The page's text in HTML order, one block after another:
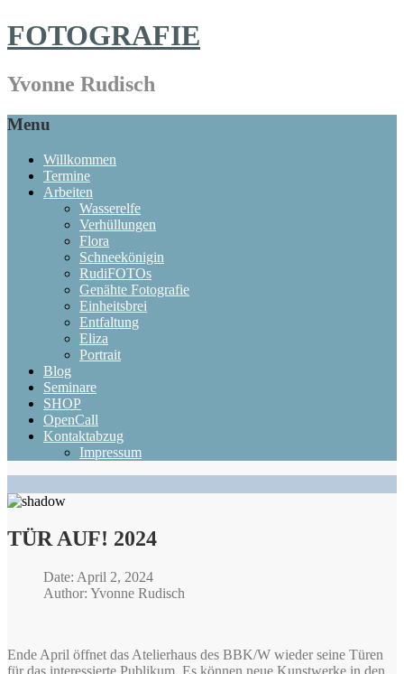
FOTOGRAFIE
Yvonne Rudisch
Menu
Willkommen
Termine
Arbeiten
Wasserelfe
Verhüllungen
Flora
Schneekönigin
RudiFOTOs
Genähte Fotografie
Einheitsbrei
Entfaltung
Eliza
Portrait
Blog
Seminare
SHOP
OpenCall
Kontaktabzug
Impressum
TÜR AUF! 2024
Date: April 2, 2024
Author: Yvonne Rudisch
Ende April öffnet das Atelierhaus des BBK/W wieder seine Türen